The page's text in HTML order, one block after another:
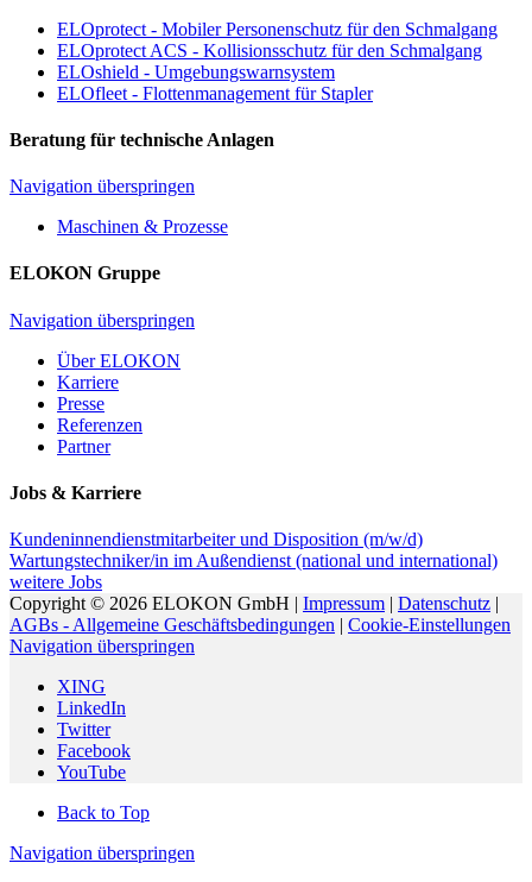
ELOprotect - Mobiler Personenschutz für den Schmalgang
ELOprotect ACS - Kollisionsschutz für den Schmalgang
ELOshield - Umgebungswarnsystem
ELOfleet - Flottenmanagement für Stapler
Beratung für technische Anlagen
Navigation überspringen
Maschinen & Prozesse
ELOKON Gruppe
Navigation überspringen
Über ELOKON
Karriere
Presse
Referenzen
Partner
Jobs & Karriere
Kundeninnendienstmitarbeiter und Disposition (m/w/d)
Wartungstechniker/in im Außendienst (national und international)
weitere Jobs
Copyright © 2026 ELOKON GmbH | Impressum | Datenschutz |
AGBs - Allgemeine Geschäftsbedingungen | Cookie-Einstellungen
Navigation überspringen
XING
LinkedIn
Twitter
Facebook
YouTube
Back to Top
Navigation überspringen